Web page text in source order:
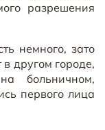
разрешения
немного, зато
другом городе,
больничном,
первого лица